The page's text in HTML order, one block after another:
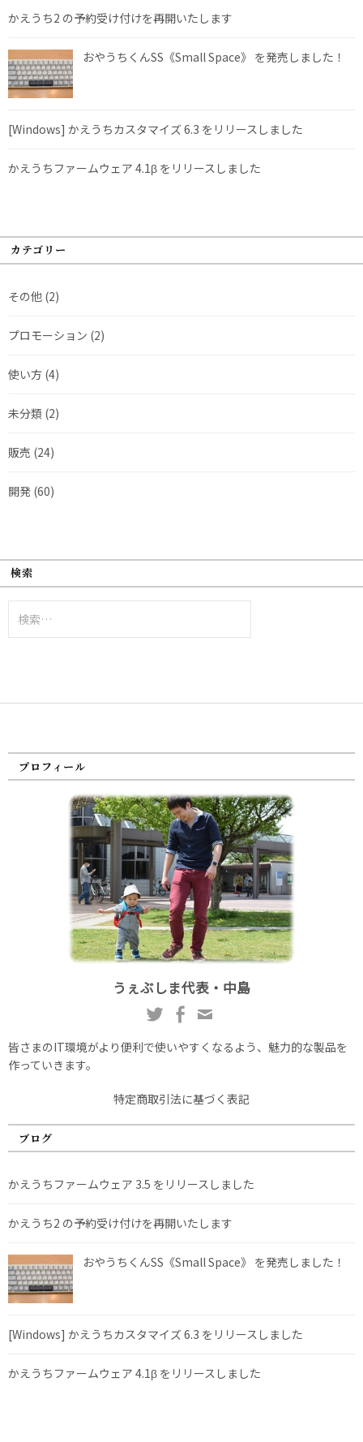
かえうち2 の予約受け付けを再開いたします
おやうちくんSS《Small Space》 を発売しました！
[Windows] かえうちカスタマイズ 6.3 をリリースしました
かえうちファームウェア 4.1β をリリースしました
カテゴリー
その他 (2)
プロモーション (2)
使い方 (4)
未分類 (2)
販売 (24)
開発 (60)
検索
索:
プロフィール
うぇぶしま代表・中島
皆さまのIT環境がより便利で使いやすくなるよう、魅力的な製品を
作っていきます。
特定商取引法に基づく表記
ブログ
かえうちファームウェア 3.5 をリリースしました
かえうち2 の予約受け付けを再開いたします
おやうちくんSS《Small Space》 を発売しました！
[Windows] かえうちカスタマイズ 6.3 をリリースしました
かえうちファームウェア 4.1β をリリースしました